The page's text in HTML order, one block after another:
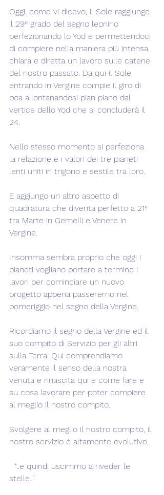
Oggi, come vi dicevo, il Sole raggiunge
il 29° grado del segno leonino
perfezionando lo Yod e permettendoci
di compiere nella maniera più intensa,
chiara e diretta un lavoro sulle catene
del nostro passato. Da qui il Sole
entrando in Vergine compie il giro di
boa allontanandosi pian piano dal
vertice dello Yod che si concluderà il
24.
Nello stesso momento si perfeziona
la relazione e i valori dei tre pianeti
lenti uniti in trigono e sestile tra loro.
E aggiungo un altro aspetto di
quadratura che diventa perfetto a 21°
tra Marte in Gemelli e Venere in
Vergine.
Insomma sembra proprio che oggi i
pianeti vogliano portare a termine i
lavori per cominciare un nuovo
progetto appena passeremo nel
pomeriggio nel segno della Vergine.
Ricordiamo il segno della Vergine ed il
suo compito di Servizio per gli altri
sulla Terra. Qui comprendiamo
veramente il senso della nostra
venuta e rinascita qui e come fare e
su cosa lavorare per poter compiere
al meglio il nostro compito.
Svolgere al meglio il nostro compito, il
nostro servizio è altamente evolutivo.
“..e quindi uscimmo a riveder le
stelle..”